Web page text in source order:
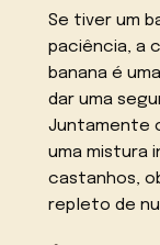
Se tiver um
paciência, a
banana é
dar uma
Juntamente
uma mistura
castanhos,
repleto de